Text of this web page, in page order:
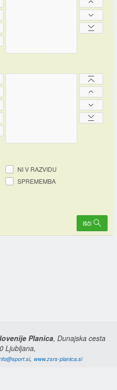
NI V RAZVIDU
SPREMEMBA
Išči
Planica, Dunajska cesta
Ljubljana,
, www.zsrs-planica.si